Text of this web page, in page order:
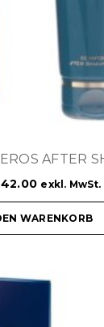
AFTER
42.00 exkl. MwSt.
WARENKORB